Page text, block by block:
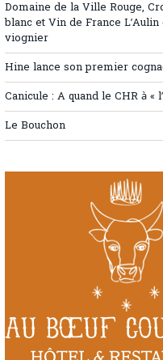
Domaine de la Ville Rouge,
blanc et Vin de France
viognier
Hine lance son premier
Canicule : A quand le CHR à «
Le Bouchon